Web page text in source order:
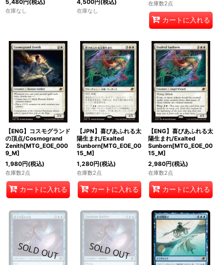
5,480円(税込)
在庫なし
4,500円(税込)
在庫なし
在庫数2点
カートに入れる
【ENG】コスモグランド
の頂点/Cosmogrand
Zenith[MTG_EOE_000
9_M]
1,980円(税込)
在庫数2点
カートに入れる
【JPN】喜びあふれる太
陽生まれ/Exalted
Sunborn[MTG_EOE_00
15_M]
1,280円(税込)
在庫数2点
カートに入れる
【ENG】喜びあふれる太
陽生まれ/Exalted
Sunborn[MTG_EOE_00
15_M]
2,980円(税込)
在庫数2点
カートに入れる